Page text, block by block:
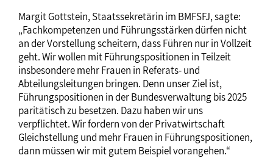
Margit Gottstein, Staatssekretärin im BMFSFJ, sagte:
„Fachkompetenzen und Führungsstärken dürfen nicht
an der Vorstellung scheitern, dass Führen nur in Vollzeit
geht. Wir wollen mit Führungspositionen in Teilzeit
insbesondere mehr Frauen in Referats- und
Abteilungsleitungen bringen. Denn unser Ziel ist,
Führungspositionen in der Bundesverwaltung bis 2025
paritätisch zu besetzen. Dazu haben wir uns
verpflichtet. Wir fordern von der Privatwirtschaft
Gleichstellung und mehr Frauen in Führungspositionen,
dann müssen wir mit gutem Beispiel vorangehen.“